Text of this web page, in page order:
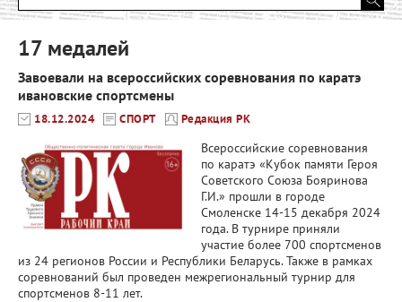
17 медалей
Завоевали на всероссийских соревнования по каратэ
ивановские спортсмены
18.12.2024 СПОРТ Редакция РК
Всероссийские соревнования
по каратэ «Кубок памяти Героя
Советского Союза Бояринова
Г.И.» прошли в городе
Смоленске 14-15 декабря 2024
года. В турнире приняли
участие более 700 спортсменов
из 24 регионов России и Республики Беларусь. Также в рамках
соревнований был проведен межрегиональный турнир для
спортсменов 8-11 лет.